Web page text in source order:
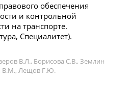
обеспечения
и контрольной
на транспорте.
Специалитет).
В.Л., Борисова С.В., Землин
В.М., Лещов Г.Ю.